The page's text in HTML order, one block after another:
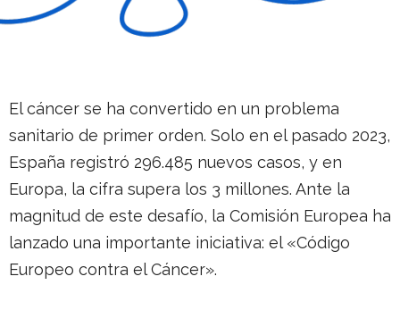
El cáncer se ha convertido en un problema
sanitario de primer orden. Solo en el pasado 2023,
España registró 296.485 nuevos casos, y en
Europa, la cifra supera los 3 millones. Ante la
magnitud de este desafío, la Comisión Europea ha
lanzado una importante iniciativa: el «Código
Europeo contra el Cáncer».